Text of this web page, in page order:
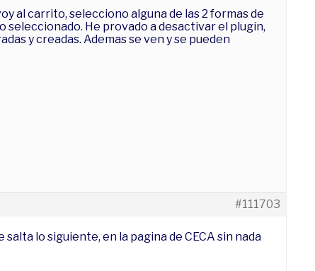
al carrito, selecciono alguna de las 2 formas de
seleccionado. He provado a desactivar el plugin,
y creadas. Ademas se ven y se pueden
#111703
lo siguiente, en la pagina de CECA sin nada